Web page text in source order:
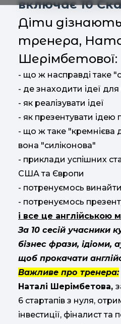
включає 10
Діти
тренера,
Шерімбетової:
- що ж насправді таке
- де знаходити ідеї для
- як реалізувати ідеї
- як презентувати ідею
- що ж таке "кремнієва
вона "силіконова"
- приклади успішних
США та Європи
- потренуємось
- потренуємось
і все це англійською
За 10 сесій учасники
бізнес фрази, ідіоми,
щоб прокачати
Важливе про тренера:
Наталі Шерімбетова,
6 стартапів з нуля,
інвестиції, фіналист